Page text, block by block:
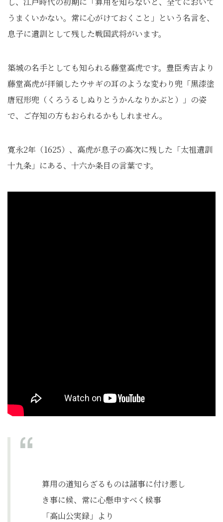
うまくいかない。常に心がけておくこと」という名言を、
息子に遺訓として残した戦国武将がいます。
築城の名手としても知られる藤堂高虎です。豊臣秀吉より
藤堂高虎が拝領したウサギの耳のような変わり兜「黒漆塗
唐冠形兜（くろうるしぬりとうかんなりかぶと）」の姿
で、ご存知の方もおられるかもしれません。
寛永2年（1625）、高虎が息子の高次に残した「太祖遺訓
十九条」にある、十六か条目の言葉です。
算用の道知らざるものは諸事に付け悪し
き事に候、常に心懸申すべく候事
「高山公実録」より